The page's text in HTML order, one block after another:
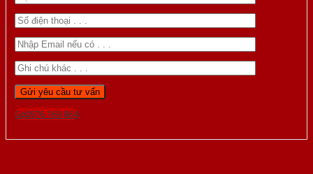
Gọi 0976.169.864